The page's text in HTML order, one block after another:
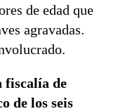
de edad que
agravadas.
fiscalía de
de los seis